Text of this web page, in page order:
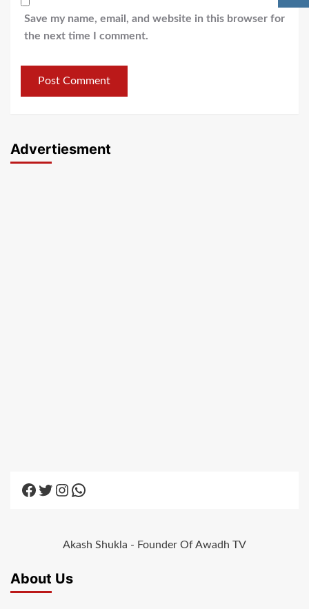
Save my name, email, and website in this browser for
the next time I comment.
Advertiesment
Facebook
Twitter
Instagram
WhatsApp
Akash Shukla - Founder Of Awadh TV
About Us